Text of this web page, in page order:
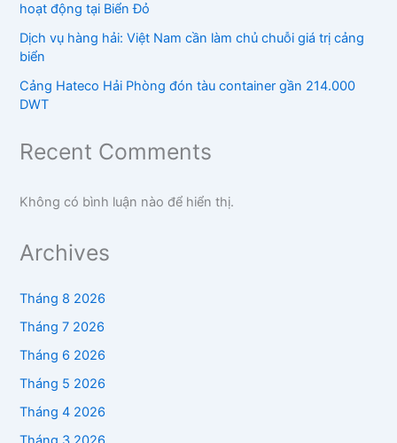
hoạt động tại Biển Đỏ
Dịch vụ hàng hải: Việt Nam cần làm chủ chuỗi giá trị cảng
biển
Cảng Hateco Hải Phòng đón tàu container gần 214.000
DWT
Recent Comments
Không có bình luận nào để hiển thị.
Archives
Tháng 8 2026
Tháng 7 2026
Tháng 6 2026
Tháng 5 2026
Tháng 4 2026